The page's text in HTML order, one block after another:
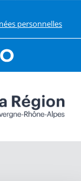
personnelles